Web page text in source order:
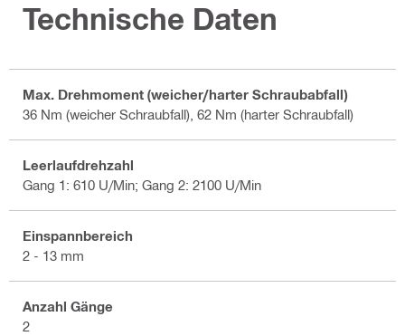
Technische Daten
Max. Drehmoment (weicher/harter Schraubabfall)
36 Nm (weicher Schraubfall), 62 Nm (harter Schraubfall)
Leerlaufdrehzahl
Gang 1: 610 U/Min; Gang 2: 2100 U/Min
Einspannbereich
2 - 13 mm
Anzahl Gänge
2